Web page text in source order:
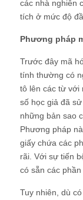
các nhà nghiên
tích ở mức độ
Phương pháp
Trước đây mã
tính thường có
tô lên các từ với
số học giả đã
những bản sao
Phương pháp
giấy chứa các
rãi. Với sự tiến
có sẵn các
Tuy nhiên, dù